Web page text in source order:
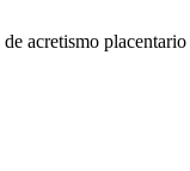
acretismo